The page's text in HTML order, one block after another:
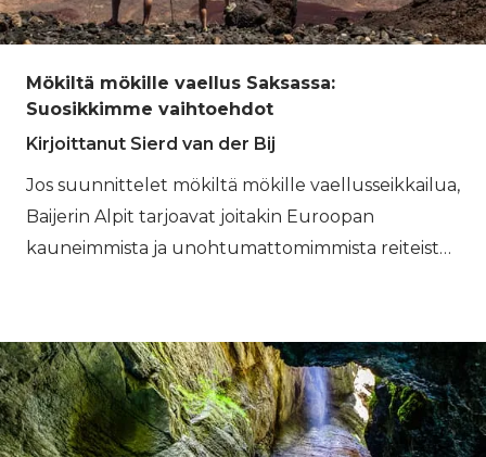
Mökiltä mökille vaellus Saksassa:
Suosikkimme vaihtoehdot
Kirjoittanut Sierd van der Bij
Jos suunnittelet mökiltä mökille vaellusseikkailua,
Baijerin Alpit tarjoavat joitakin Euroopan
kauneimmista ja unohtumattomimmista reiteistä.
johdattavat sinut tämän alueen ikonisimpien
maisemien läpi. Olipa tavoitteenasi jännittävä
huipulle nousu tai rauhallinen kävely vehreiden
laaksojen halki, Baijerin Alpit tarjoavat jokaiselle